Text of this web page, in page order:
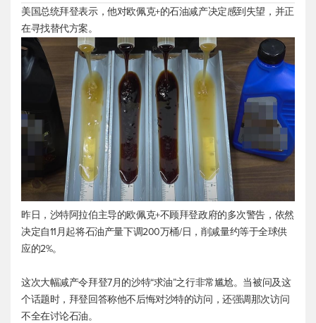
美国总统拜登表示，他对欧佩克+的石油减产决定感到失望，并正
在寻找替代方案。
昨日，沙特阿拉伯主导的欧佩克+不顾拜登政府的多次警告，依然
决定自11月起将石油产量下调200万桶/日，削减量约等于全球供
应的2%。
这次大幅减产令拜登7月的沙特“求油”之行非常尴尬。当被问及这
个话题时，拜登回答称他不后悔对沙特的访问，还强调那次访问
不全在讨论石油。